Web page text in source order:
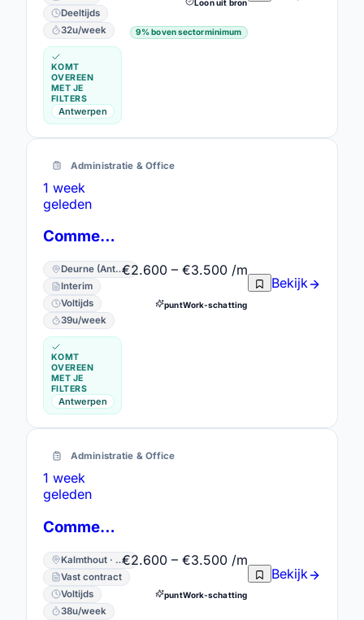
Deeltijds
32u/week
KOMT
OVEREEN
MET JE
FILTERS
Antwerpen
Loon uit bron
9% boven sectorminimum
Administratie & Office
1 week
geleden
Commercieel Administratief Medewerker
Deurne (Antwerpen) · Antwerpen
Interim
Voltijds
39u/week
KOMT
OVEREEN
MET JE
FILTERS
Antwerpen
€2.600 – €3.500 /m
puntWork-schatting
Bekijk
Administratie & Office
1 week
geleden
Commercieel Administratief Bediende
Kalmthout · Antwerpen
Vast contract
Voltijds
38u/week
€2.600 – €3.500 /m
puntWork-schatting
Bekijk